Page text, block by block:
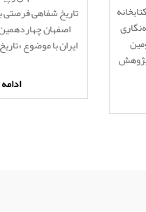
تاریخ شفاهی فرصتی
اصفهان
ایران با موضوع